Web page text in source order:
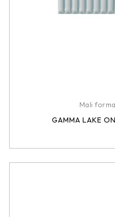
Mali
GAMMA LAKE